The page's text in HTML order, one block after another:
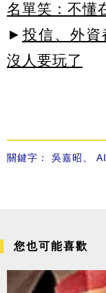
名單笑：不懂
► 投信、外資
沒人要玩了
關鍵字： 吳嘉昭、
您也可能喜歡